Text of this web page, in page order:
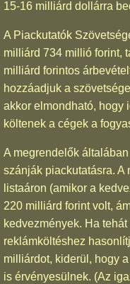
15-16 milliárd dollárra
A Piackutatók
milliárd 734 millió forint,
milliárd forintos
hozzáadjuk a
akkor elmondható, hogy
költenek a cégek a
A megrendelők
szánják piackutatásra. A
listaáron (amikor a
220 milliárd forint volt,
kedvezmények. Ha
reklámköltéshez
milliárdot, kiderül, hogy
is érvényesülnek. (Az